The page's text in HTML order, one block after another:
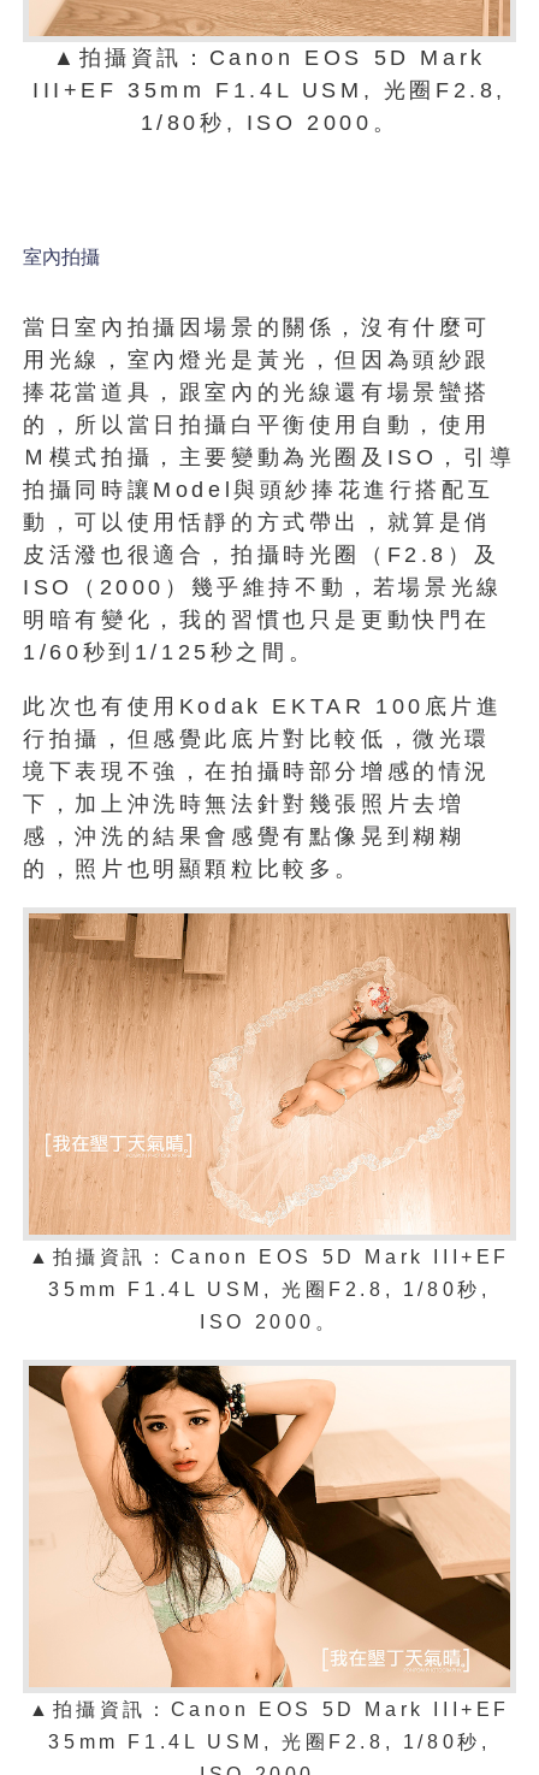
▲拍攝資訊：Canon EOS 5D Mark
III+EF 35mm F1.4L USM, 光圈F2.8,
1/80秒, ISO 2000。
室內拍攝
當日室內拍攝因場景的關係，沒有什麼可
用光線，室內燈光是黃光，但因為頭紗跟
捧花當道具，跟室內的光線還有場景蠻搭
的，所以當日拍攝白平衡使用自動，使用
Ｍ模式拍攝，主要變動為光圈及ISO，引導
拍攝同時讓Model與頭紗捧花進行搭配互
動，可以使用恬靜的方式帶出，就算是俏
皮活潑也很適合，拍攝時光圈（F2.8）及
ISO（2000）幾乎維持不動，若場景光線
明暗有變化，我的習慣也只是更動快門在
1/60秒到1/125秒之間。
此次也有使用Kodak EKTAR 100底片進
行拍攝，但感覺此底片對比較低，微光環
境下表現不強，在拍攝時部分增感的情況
下，加上沖洗時無法針對幾張照片去増
感，沖洗的結果會感覺有點像晃到糊糊
的，照片也明顯顆粒比較多。
▲拍攝資訊：Canon EOS 5D Mark III+EF
35mm F1.4L USM, 光圈F2.8, 1/80秒,
ISO 2000。
▲拍攝資訊：Canon EOS 5D Mark III+EF
35mm F1.4L USM, 光圈F2.8, 1/80秒,